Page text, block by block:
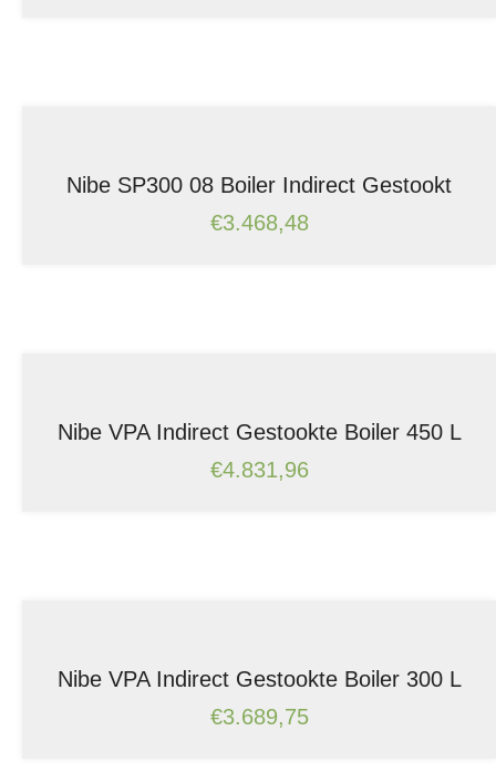
Nibe SP300 08 Boiler Indirect Gestookt
€3.468,48
Nibe VPA Indirect Gestookte Boiler 450 L
€4.831,96
Nibe VPA Indirect Gestookte Boiler 300 L
€3.689,75